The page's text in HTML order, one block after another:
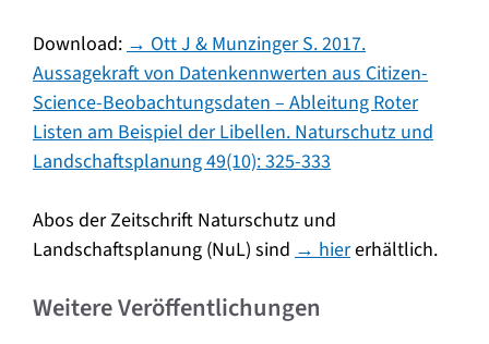
Download: → Ott J & Munzinger S. 2017.
Aussagekraft von Datenkennwerten aus Citizen-
Science-Beobachtungsdaten – Ableitung Roter
Listen am Beispiel der Libellen. Naturschutz und
Landschaftsplanung 49(10): 325-333
Abos der Zeitschrift Naturschutz und
Landschaftsplanung (NuL) sind → hiererhältlich.
Weitere Veröffentlichungen